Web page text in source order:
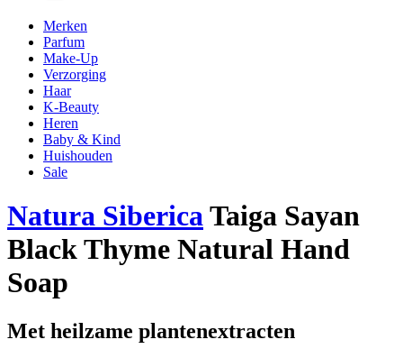
Merken
Parfum
Make-Up
Verzorging
Haar
K-Beauty
Heren
Baby & Kind
Huishouden
Sale
Natura SibericaTaiga Sayan
Black Thyme Natural Hand
Soap
Met heilzame plantenextracten